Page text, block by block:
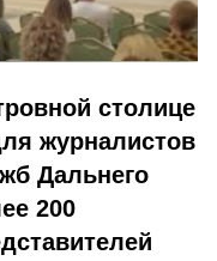
столице
журналистов
Дальнего
200